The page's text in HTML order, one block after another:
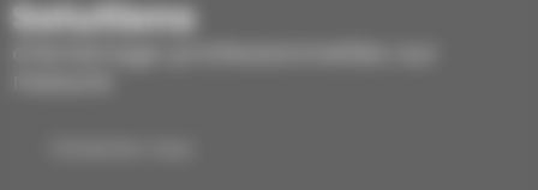
Solutions